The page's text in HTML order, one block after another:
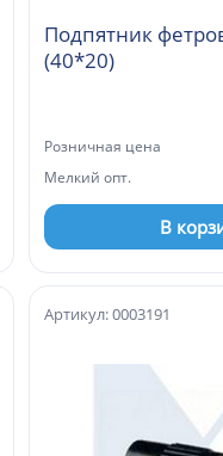
Подпятник
(40*20)
Розничная цена
Мелкий опт.
В
Артикул: 0003191